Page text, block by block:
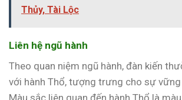
Thủy, Tài Lộc
Liên hệ ngũ hành
Theo quan niệm ngũ hành, đàn kiến
với hành Thổ, tượng trưng cho sự vững